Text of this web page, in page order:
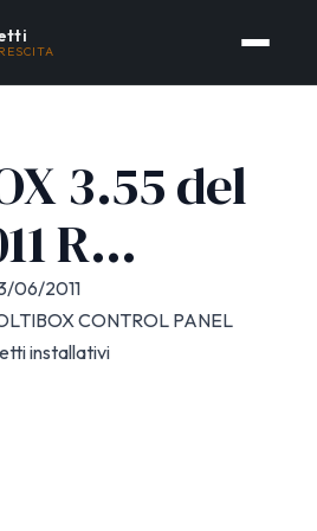
3.55 del
R…
06/2011
CONTROL PANEL
installativi